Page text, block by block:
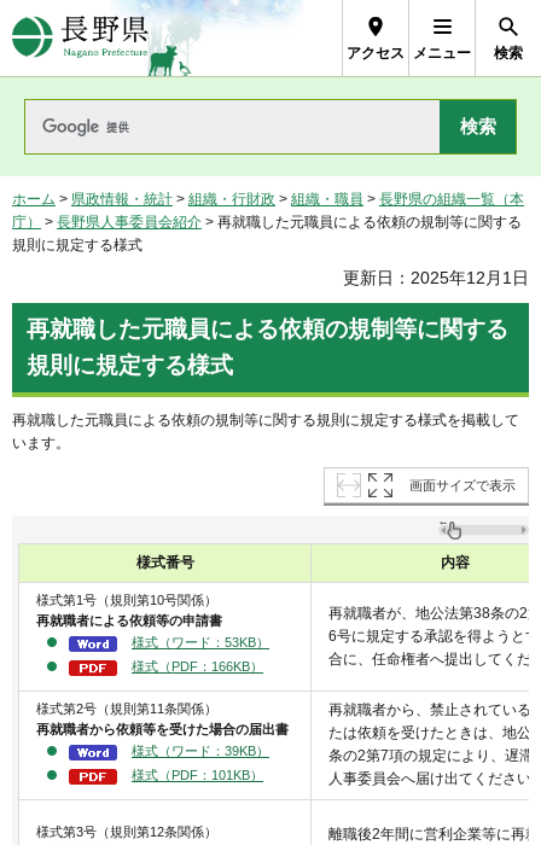
長野県Nagano Prefecture
アクセス メニュー 検索
ホーム > 県政情報・統計 > 組織・行財政 > 組織・職員 > 長野県の組織一覧（本
庁）
> 長野県人事委員会紹介 > 再就職した元職員による依頼の規制等に関する
規則に規定する様式
更新日：2025年12月1日
再就職した元職員による依頼の規制等に関する
規則に規定する様式
再就職した元職員による依頼の規制等に関する規則に規定する様式を掲載して
います。
画面サイズで表示
様式番号 内容
様式第1号（規則第10号関係）
再就職者による依頼等の申請書
様式（ワード：53KB）
様式（PDF：166KB）
再就職者が、地公法第38条の2
6号に規定する承認を得ようと
合に、任命権者へ提出してくだ
様式第2号（規則第11条関係）
再就職者から依頼等を受けた場合の届出書
様式（ワード：39KB）
様式（PDF：101KB）
再就職者から、禁止されている
たは依頼を受けたときは、地公
条の2第7項の規定により、遅滞
人事委員会へ届け出てください
様式第3号（規則第12条関係）
離職後2年間に営利企業等に再